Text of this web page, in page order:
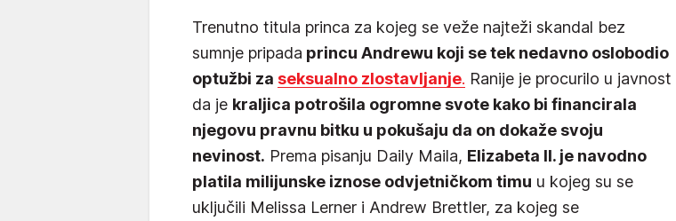
Trenutno titula princa za kojeg se veže najteži skandal bez
sumnje pripada princu Andrewu koji se tek nedavno oslobodio
optužbi za seksualno zlostavljanje. Ranije je procurilo u javnost
da je kraljica potrošila ogromne svote kako bi financirala
njegovu pravnu bitku u pokušaju da on dokaže svoju
nevinost. Prema pisanju Daily Maila, Elizabeta II. je navodno
platila milijunske iznose odvjetničkom timu u kojeg su se
uključili Melissa Lerner i Andrew Brettler, za kojeg se